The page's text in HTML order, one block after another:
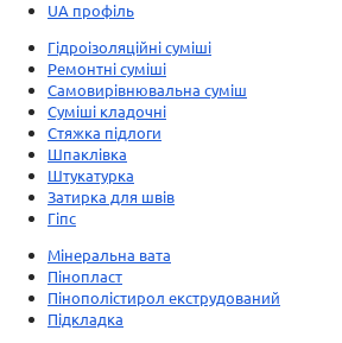
UA профіль
Гідроізоляційні суміші
Ремонтні суміші
Самовирівнювальна суміш
Суміші кладочні
Стяжка підлоги
Шпаклівка
Штукатурка
Затирка для швів
Гіпс
Мінеральна вата
Пінопласт
Пінополістирол екструдований
Підкладка